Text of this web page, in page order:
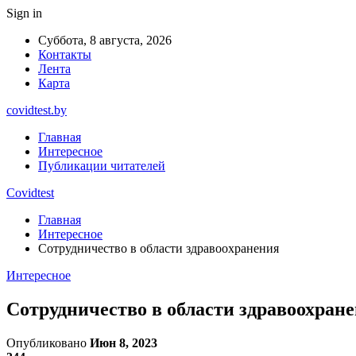
Sign in
Суббота, 8 августа, 2026
Контакты
Лента
Карта
covidtest.by
Главная
Интересное
Публикации читателей
Covidtest
Главная
Интересное
Сотрудничество в области здравоохранения
Интересное
Сотрудничество в области
Опубликовано Июн 8, 2023